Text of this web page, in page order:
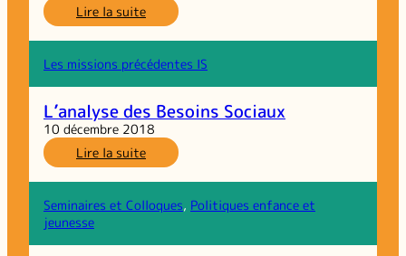
Lire la suite:
La
médiation
numérique :
cloisonnement
sectoriel
Les missions précédentes IS
L’analyse des Besoins Sociaux
10 décembre 2018
Lire la suite:
L’analyse
des
Besoins
Seminaires et Colloques, Politiques enfance et
jeunesse